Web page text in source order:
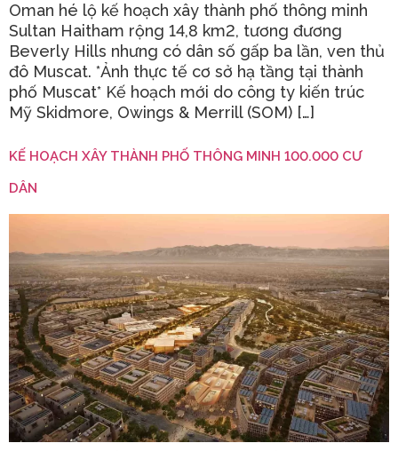
Oman hé lộ kế hoạch xây thành phố thông minh
Sultan Haitham rộng 14,8 km2, tương đương
Beverly Hills nhưng có dân số gấp ba lần, ven thủ
đô Muscat. *Ảnh thực tế cơ sở hạ tầng tại thành
phố Muscat* Kế hoạch mới do công ty kiến trúc
Mỹ Skidmore, Owings & Merrill (SOM) […]
KẾ HOẠCH XÂY THÀNH PHỐ THÔNG MINH 100.000 CƯ
DÂN